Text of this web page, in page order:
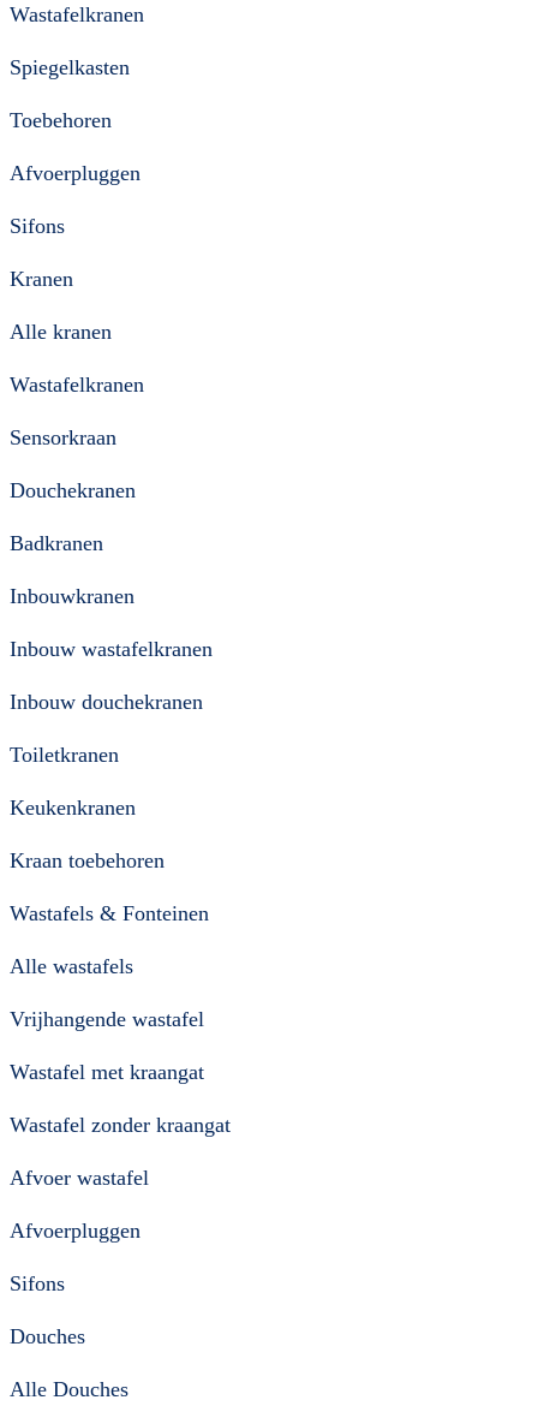
Wastafelkranen
Spiegelkasten
Toebehoren
Afvoerpluggen
Sifons
Kranen
Alle kranen
Wastafelkranen
Sensorkraan
Douchekranen
Badkranen
Inbouwkranen
Inbouw wastafelkranen
Inbouw douchekranen
Toiletkranen
Keukenkranen
Kraan toebehoren
Wastafels & Fonteinen
Alle wastafels
Vrijhangende wastafel
Wastafel met kraangat
Wastafel zonder kraangat
Afvoer wastafel
Afvoerpluggen
Sifons
Douches
Alle Douches